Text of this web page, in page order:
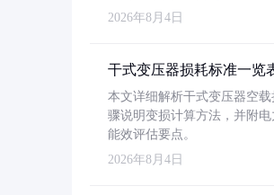
2026年8月4日
干式变压器损耗标准一览
本文详细解析干式变压器空
骤说明变损计算方法，并附
能效评估要点。
2026年8月4日